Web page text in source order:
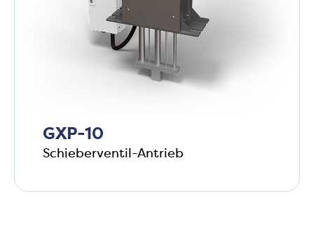
GXP-10
Schieberventil-Antrieb